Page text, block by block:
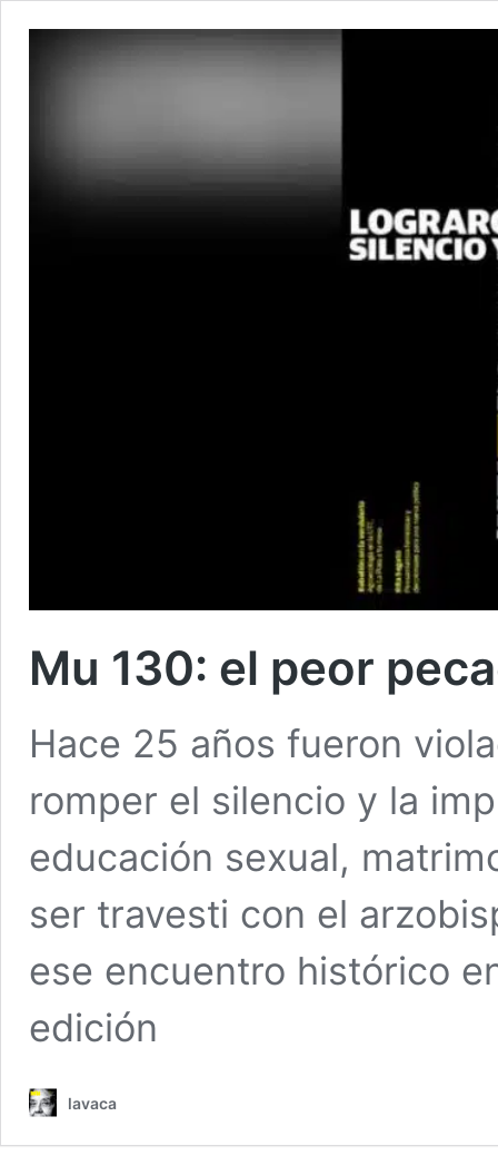
Mu 130: el peor
Hace 25 años fueron
romper el silencio y la
educación sexual,
ser travesti con el
ese encuentro histórico
edición
lavaca